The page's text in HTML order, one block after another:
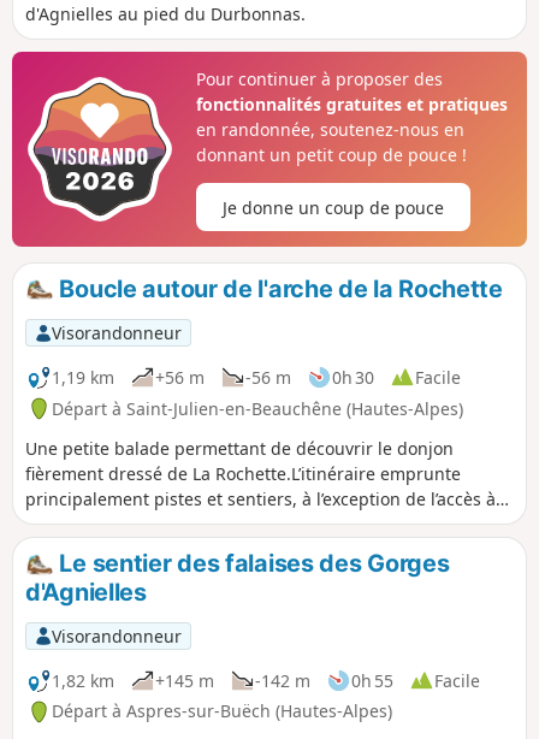
d'Agnielles au pied du Durbonnas.
Pour continuer à proposer des
fonctionnalités gratuites et pratiques
en randonnée, soutenez-nous en
donnant un petit coup de pouce !
Je donne un coup de pouce
Boucle autour de l'arche de la Rochette
Visorandonneur
1,19 km
+56 m -56 m 0h 30
Facile
Départ à Saint-Julien-en-Beauchêne (Hautes-Alpes)
Une petite balade permettant de découvrir le donjon
fièrement dressé de La Rochette.L’itinéraire emprunte
principalement pistes et sentiers, à l’exception de l’accès à
la seconde arche, qui se fait par une vire oblique
nécessitant de se faufiler avec souplesse dans une forêt de
buis et de remonter une vire rocheuse avec quelques
mouvements proches de l’escalade.
Le sentier des falaises des Gorges
d'Agnielles
Visorandonneur
1,82 km
+145 m -142 m 0h 55
Facile
Départ à Aspres-sur-Buëch (Hautes-Alpes)